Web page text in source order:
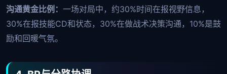
沟通黄金比例： 一场对局中，约30%时间在报视野信息，
30%在报技能CD和状态，30%在做战术决策沟通，10%是鼓
励和回暖气氛。